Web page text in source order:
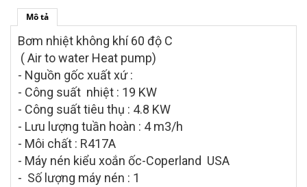
Mô tả
Bơm nhiệt không khí 60 độ C
( Air to water Heat pump)
- Nguồn gốc xuất xứ :
- Công suất nhiệt : 19 KW
- Công suất tiêu thụ : 4.8 KW
- Lưu lượng tuần hoàn : 4 m3/h
- Môi chất : R417A
- Máy nén kiểu xoắn ốc-Coperland USA
- Số lượng máy nén : 1